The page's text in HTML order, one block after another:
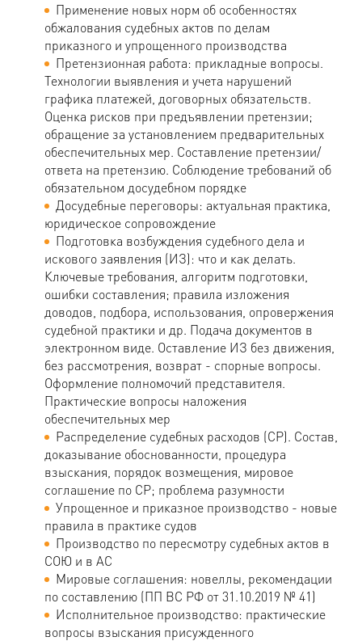
Применение новых норм об особенностях
обжалования судебных актов по делам
приказного и упрощенного производства
Претензионная работа: прикладные вопросы.
Технологии выявления и учета нарушений
графика платежей, договорных обязательств.
Оценка рисков при предъявлении претензии;
обращение за установлением предварительных
обеспечительных мер. Составление претензии/
ответа на претензию. Соблюдение требований об
обязательном досудебном порядке
Досудебные переговоры: актуальная практика,
юридическое сопровождение
Подготовка возбуждения судебного дела и
искового заявления (ИЗ): что и как делать.
Ключевые требования, алгоритм подготовки,
ошибки составления; правила изложения
доводов, подбора, использования, опровержения
судебной практики и др. Подача документов в
электронном виде. Оставление ИЗ без движения,
без рассмотрения, возврат - спорные вопросы.
Оформление полномочий представителя.
Практические вопросы наложения
обеспечительных мер
Распределение судебных расходов (СР). Состав,
доказывание обоснованности, процедура
взыскания, порядок возмещения, мировое
соглашение по СР; проблема разумности
Упрощенное и приказное производство - новые
правила в практике судов
Производство по пересмотру судебных актов в
СОЮ и в АС
Мировые соглашения: новеллы, рекомендации
по составлению (ПП ВС РФ от 31.10.2019 № 41)
Исполнительное производство: практические
вопросы взыскания присужденного